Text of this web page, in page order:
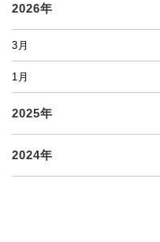
2026年
3月
1月
2025年
2024年